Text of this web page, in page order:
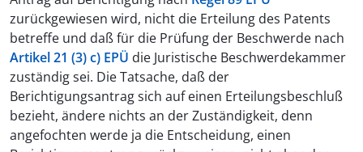
zurückgewiesen wird, nicht die Erteilung des Patents
betreffe und daß für die Prüfung der Beschwerde nach
Artikel 21 (3) c) EPÜ die Juristische Beschwerdekammer
zuständig sei. Die Tatsache, daß der
Berichtigungsantrag sich auf einen Erteilungsbeschluß
bezieht, ändere nichts an der Zuständigkeit, denn
angefochten werde ja die Entscheidung, einen